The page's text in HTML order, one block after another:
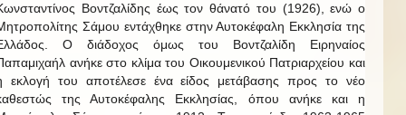
Βοντζαλίδης έως τον θάνατό του (1926), ενώ ο
Σάμου εντάχθηκε στην Αυτοκέφαλη Εκκλησία της
Ο διάδοχος όμως του Βοντζαλίδη Ειρηναίος
ανήκε στο κλίμα του Οικουμενικού Πατριαρχείου και
εκλογή του αποτέλεσε ένα είδος μετάβασης προς το νέο
της Αυτοκέφαλης Εκκλησίας, όπου ανήκε και η